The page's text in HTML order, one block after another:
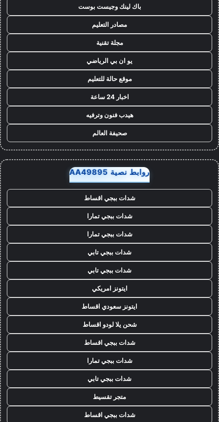
باك لينك وجيست بوست
مصادر التعليم
مجلة تقنية
يو ان بي الرياضي
موقع حالة للتعليم
اخبار 24 ساعة
هيدب فنون وترفيه
صحيفة العالم
روابط نصية AA49895
شدات ببجي اقساط
شدات ببجي تمارا
شدات ببجي تمارا
شدات ببجي تابي
شدات ببجي تابي
ايتونز امريكي
ايتونز سعودي اقساط
شحن يلا لودو اقساط
شدات ببجي اقساط
شدات ببجي تمارا
شدات ببجي تابي
متجر تقسيط
شدات ببجي اقساط